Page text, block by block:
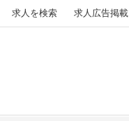
求人を検索 求人広告掲載